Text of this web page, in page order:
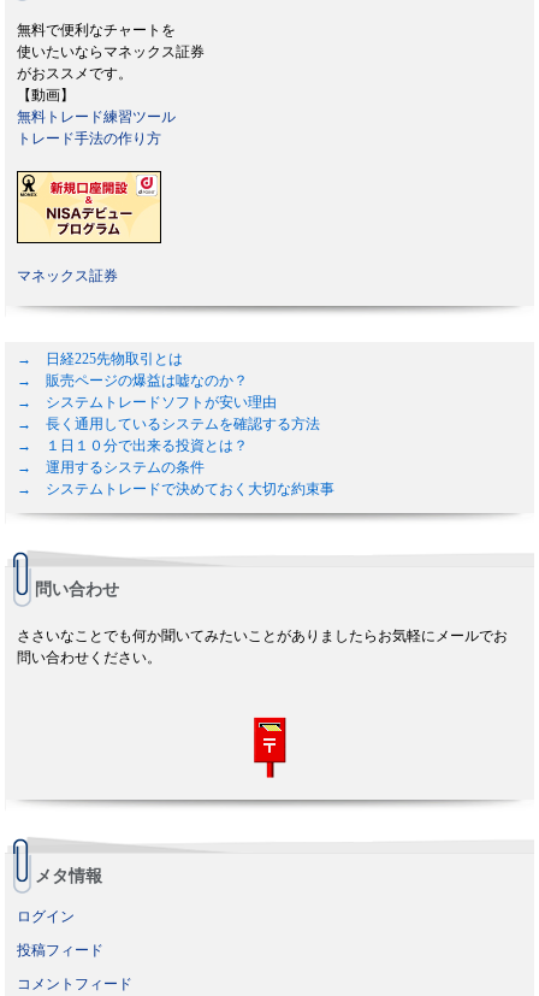
無料で便利なチャートを
使いたいならマネックス証券
がおススメです。
【動画】
無料トレード練習ツール
トレード手法の作り方
マネックス証券
→ 日経225先物取引とは
→ 販売ページの爆益は嘘なのか？
→ システムトレードソフトが安い理由
→ 長く通用しているシステムを確認する方法
→ １日１０分で出来る投資とは？
→ 運用するシステムの条件
→ システムトレードで決めておく大切な約束事
問い合わせ
ささいなことでも何か聞いてみたいことがありましたらお気軽にメールでお
問い合わせください。
メタ情報
ログイン
投稿フィード
コメントフィード